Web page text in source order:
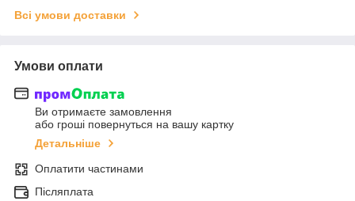
Всі умови доставки
Умови оплати
Ви отримаєте замовлення
або гроші повернуться на вашу картку
Детальніше
Оплатити частинами
Післяплата